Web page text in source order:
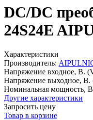
DC/DC
24S24E
Характеристики
Производитель:
Напряжение входное, В.
Напряжение выходное, В.
Номинальная мощность,
Другие характеристики
Запросить цену
Товар в корзине